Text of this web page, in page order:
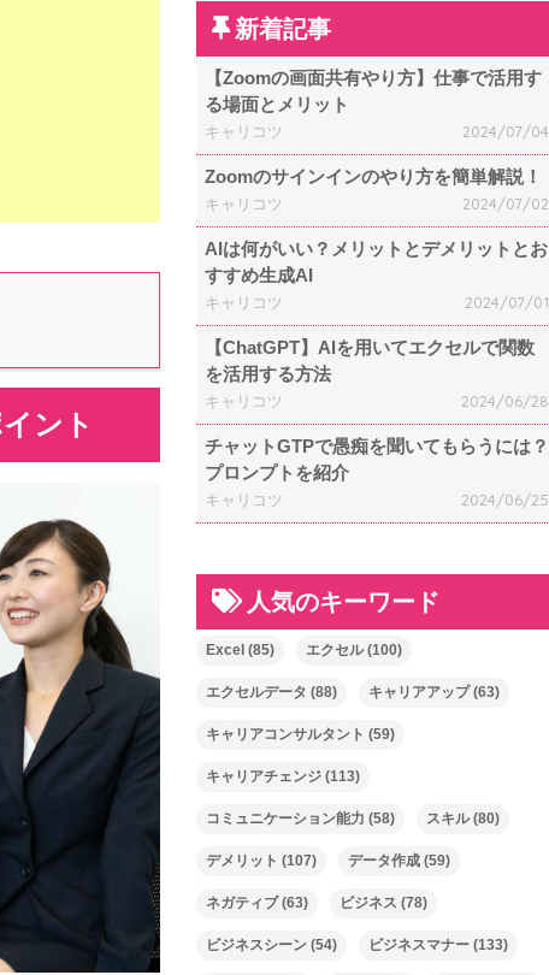
ント
新着記事
【Zoomの画面共有やり方】仕事で活用す
る場面とメリット
キャリコツ 2024/07/04
Zoomのサインインのやり方を簡単解説！
キャリコツ 2024/07/02
AIは何がいい？メリットとデメリットとお
すすめ生成AI
キャリコツ 2024/07/01
【ChatGPT】AIを用いてエクセルで関数
を活用する方法
キャリコツ 2024/06/28
チャットGTPで愚痴を聞いてもらうには？
プロンプトを紹介
キャリコツ 2024/06/25
人気のキーワード
Excel (85) エクセル(100)
エクセルデータ (88) キャリアアップ(63)
キャリアコンサルタント (59)
キャリアチェンジ (113)
コミュニケーション能力 (58) スキル(80)
デメリット (107) データ作成 (59)
ネガティブ(63) ビジネス (78)
ビジネスシーン (54) ビジネスマナー (133)